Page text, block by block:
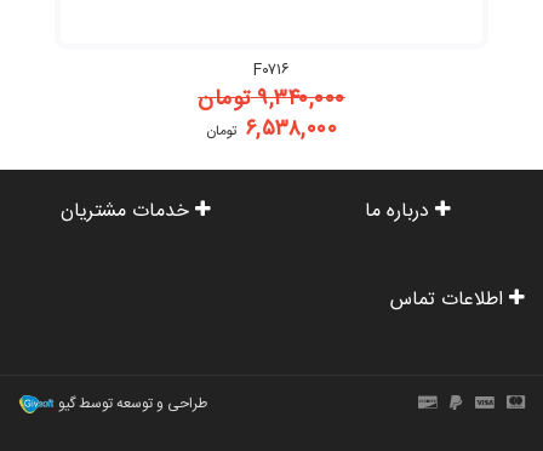
F۰۷۱۶
۹,۳۴۰,۰۰۰تومان
۶,۵۳۸,۰۰۰ تومان
درباره ما خدمات مشتریان
اطلاعات تماس
طراحی و توسعه توسط گیو